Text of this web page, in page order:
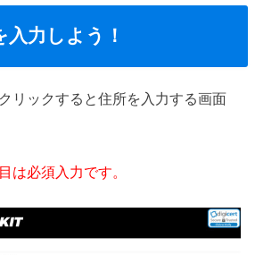
力しよう！
リックすると住所を入力する画面
は必須入力です。